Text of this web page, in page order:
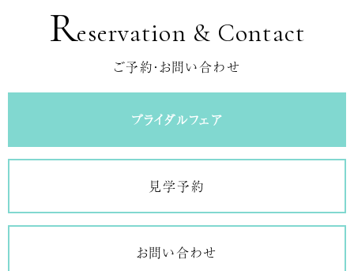
Reservation & Contact
ご予約・お問い合わせ
ブライダルフェア
見学予約
お問い合わせ